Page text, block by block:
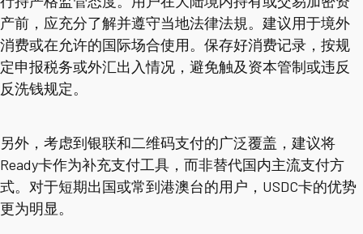
产前，应充分了解并遵守当地法律法規。建议用于境外
消费或在允许的国际场合使用。保存好消费记录，按规
定申报税务或外汇出入情况，避免触及资本管制或违反
反洗钱规定。
另外，考虑到银联和二维码支付的广泛覆盖，建议将
Ready卡作为补充支付工具，而非替代国内主流支付方
式。对于短期出国或常到港澳台的用户，USDC卡的优势
更为明显。